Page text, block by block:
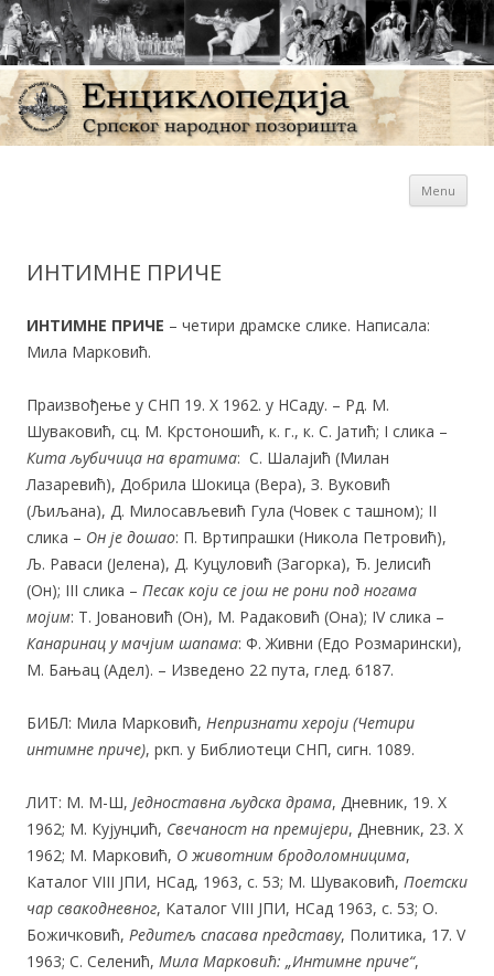
Енциклопедија СрпскогMenu
ИНТИМНЕ ПРИЧЕ
ИНТИМНЕ ПРИЧЕ – четири драмске слике. Написала:
Мила Марковић.
Праизвођење у СНП 19. X 1962. у НСаду. – Рд. М.
Шуваковић, сц. М. Крстоношић, к. г., к. С. Јатић; I слика –
Кита љубичица на вратима: С. Шалајић (Милан
Лазаревић), Добрила Шокица (Вера), З. Вуковић
(Љиљана), Д. Милосављевић Гула (Човек с ташном); II
слика – Он је дошао: П. Вртипрашки (Никола Петровић),
Љ. Раваси (Јелена), Д. Куцуловић (Загорка), Ђ. Јелисић
(Он); III слика – Песак који се још не рони под ногама
мојим: Т. Јовановић (Он), М. Радаковић (Она); IV слика –
Канаринац у мачјим шапама: Ф. Живни (Едо Розмарински),
М. Бањац (Адел). – Изведено 22 пута, глед. 6187.
БИБЛ: Мила Марковић, Непризнати хероји (Четири
интимне приче), ркп. у Библиотеци СНП, сигн. 1089.
ЛИТ: М. М-Ш, Једноставнаљудска драма, Дневник, 19. X
1962; М. Кујунџић, Свечаност на премијери, Дневник, 23. X
1962; М. Марковић, Оживотним бродоломницима,
Каталог VIII ЈПИ, НСад, 1963, с. 53; М. Шуваковић, Поетски
чар свакодневног, Каталог VIII ЈПИ, НСад 1963, с. 53; О.
Божичковић, Редитељ спасава представу, Политика, 17. V
1963; С. Селенић, Мила Марковић: „Интимне приче“,